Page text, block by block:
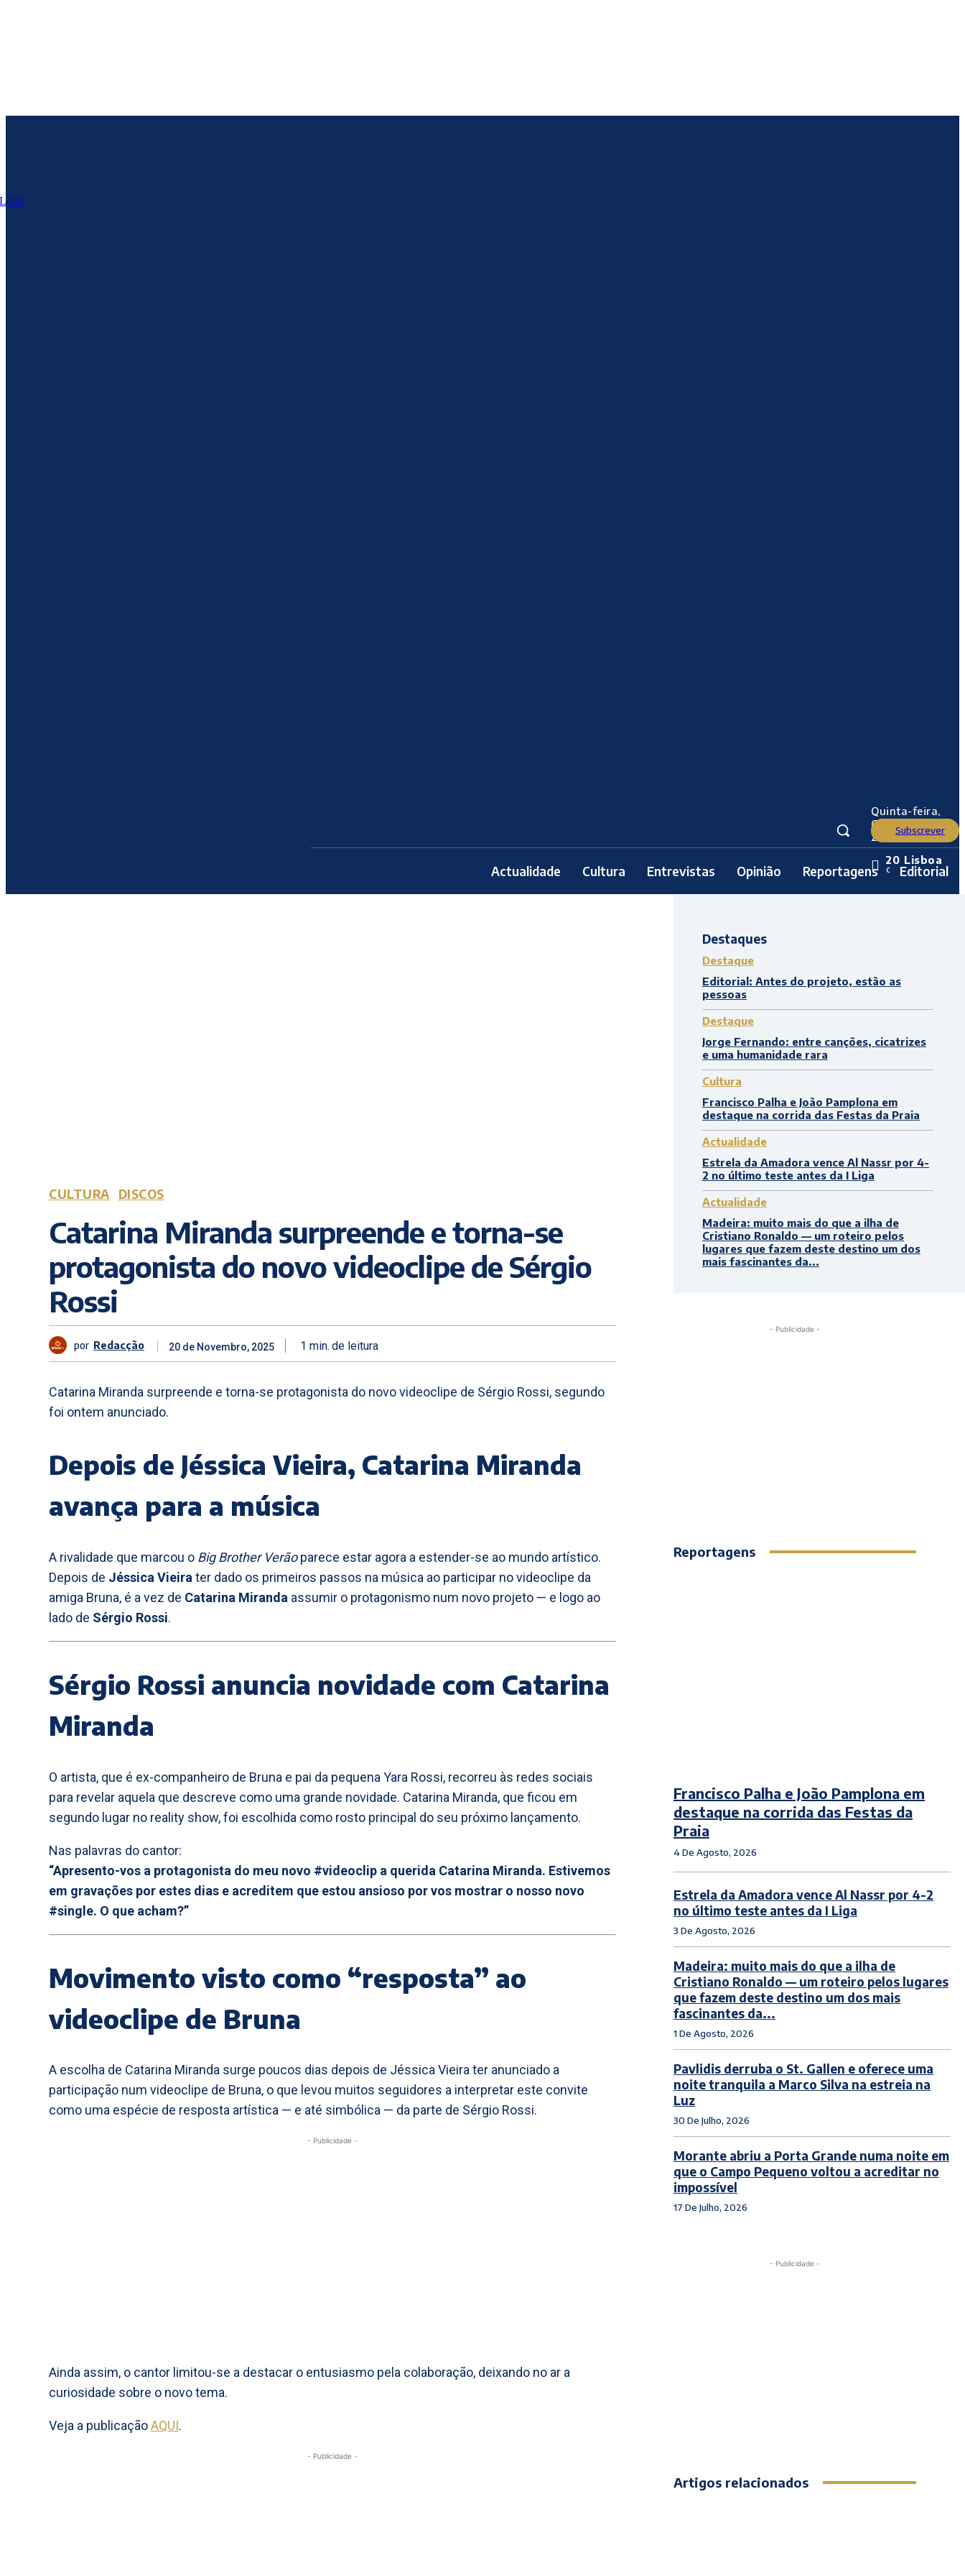
Quinta-feira,
6 Agosto,
2026
20
C
Lisboa
Subscrever
Actualidade Cultura Entrevistas Opinião Reportagens Editorial
CULTURA DISCOS
Catarina Miranda surpreende e torna-se
protagonista do novo videoclipe de Sérgio
Rossi
por Redacção 20 de Novembro, 2025 1 min. de leitura
Catarina Miranda surpreende e torna-se protagonista do novo videoclipe de Sérgio Rossi, segundo
foi ontem anunciado.
Depois de Jéssica Vieira, Catarina Miranda
avança para a música
A rivalidade que marcou o Big Brother Verãoparece estar agora a estender-se ao mundo artístico.
Depois de Jéssica Vieira ter dado os primeiros passos na música ao participar no videoclipe da
amiga Bruna, é a vez de Catarina Miranda assumir o protagonismo num novo projeto — e logo ao
lado de Sérgio Rossi.
Sérgio Rossi anuncia novidade com Catarina
Miranda
O artista, que é ex-companheiro de Bruna e pai da pequena Yara Rossi, recorreu às redes sociais
para revelar aquela que descreve como uma grande novidade. Catarina Miranda, que ficou em
segundo lugar no reality show, foi escolhida como rosto principal do seu próximo lançamento.
Nas palavras do cantor:
“Apresento-vos a protagonista do meu novo #videoclip a querida Catarina Miranda. Estivemos
em gravações por estes dias e acreditem que estou ansioso por vos mostrar o nosso novo
#single. O que acham?”
Movimento visto como “resposta” ao
videoclipe de Bruna
A escolha de Catarina Miranda surge poucos dias depois de Jéssica Vieira ter anunciado a
participação num videoclipe de Bruna, o que levou muitos seguidores a interpretar este convite
como uma espécie de resposta artística — e até simbólica — da parte de Sérgio Rossi.
- Publicidade -
Ainda assim, o cantor limitou-se a destacar o entusiasmo pela colaboração, deixando no ar a
curiosidade sobre o novo tema.
Veja a publicaçãoAQUI.
- Publicidade -
Destaques
Destaque
Editorial: Antes do projeto, estão as
pessoas
Destaque
Jorge Fernando: entre canções, cicatrizes
e uma humanidade rara
Cultura
Francisco Palha e João Pamplona em
destaque na corrida das Festas da Praia
Actualidade
Estrela da Amadora vence Al Nassr por 4-
2 no último teste antes da I Liga
Actualidade
Madeira: muito mais do que a ilha de
Cristiano Ronaldo — um roteiro pelos
lugares que fazem deste destino um dos
mais fascinantes da...
- Publicidade -
Reportagens
Francisco Palha e João Pamplona em
destaque na corrida das Festas da
Praia
4 De Agosto, 2026
Estrela da Amadora vence Al Nassr por 4-2
no último teste antes da I Liga
3 De Agosto, 2026
Madeira: muito mais do que a ilha de
Cristiano Ronaldo — um roteiro pelos lugares
que fazem deste destino um dos mais
fascinantes da...
1 De Agosto, 2026
Pavlidis derruba o St. Gallen e oferece uma
noite tranquila a Marco Silva na estreia na
Luz
30 De Julho, 2026
Morante abriu a Porta Grande numa noite em
que o Campo Pequeno voltou a acreditar no
impossível
17 De Julho, 2026
- Publicidade -
Artigos relacionados